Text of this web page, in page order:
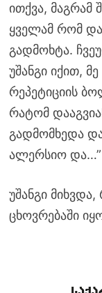
ითქვა,
ყველამ რომ
გადმოხტა.
უშანგი იქით,
რეპეტიციის
რატომ
გადმომხედა და
ალერსიო და…”
უშანგი
ცხოვრებაში